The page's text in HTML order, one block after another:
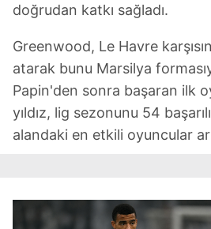
doğrudan katkı sağladı.
Greenwood, Le Havre
atarak bunu Marsilya
Papin'den sonra başaran ilk
yıldız, lig sezonunu 54
alandaki en etkili oyuncular